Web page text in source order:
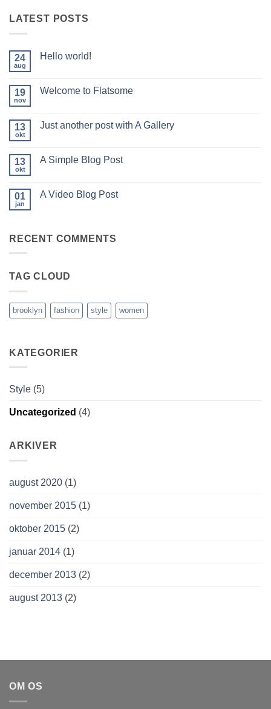
LATEST POSTS
24
aug
Hello world!
Hello
19
nov
Welcome to Flatsome
Welcome
13
okt
Just another post with A Gallery
Just
A
Gallery
13
okt
A Simple Blog Post
A
01
jan
A Video Blog Post
Video
RECENT COMMENTS
TAG CLOUD
brooklyn fashion style women
KATEGORIER
Style (5)
Uncategorized (4)
ARKIVER
august 2020 (1)
november 2015 (1)
oktober 2015 (2)
januar 2014 (1)
december 2013 (2)
august 2013 (2)
OM OS